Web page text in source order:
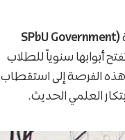
(SPbU Government
أبوابها سنوياً للطلاب
هذه الفرصة إلى استقطاب
العلمي الحديث.